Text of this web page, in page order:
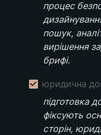
процес
пошук,
вирішення
брифі.
юридична
підготовка
фіксують
сторін,